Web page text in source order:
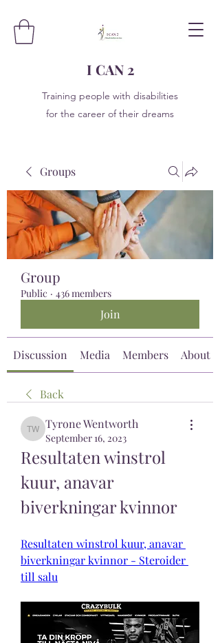
I CAN 2
Training people with disabilities
for the career of their dreams
Groups
Group
Public · 436 members
Join
Discussion Media Members About
Back
Tyrone Wentworth
Tyrone Wentworth
September 16, 2023
Resultaten winstrol
kuur, anavar
biverkningar kvinnor
Resultaten winstrol kuur, anavar
biverkningar kvinnor - Steroider
till salu